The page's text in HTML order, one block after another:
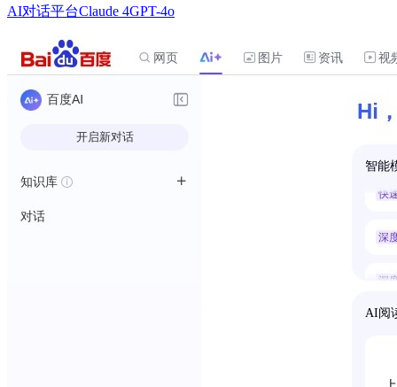
AI对话平台Claude 4GPT-4o